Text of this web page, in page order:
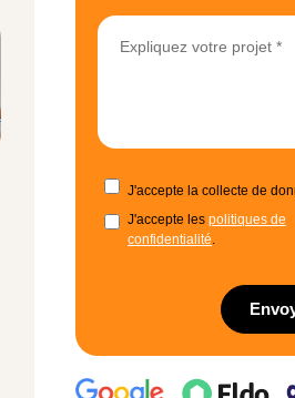
J'accepte la collecte de
J'accepte les politiques de
confidentialité.